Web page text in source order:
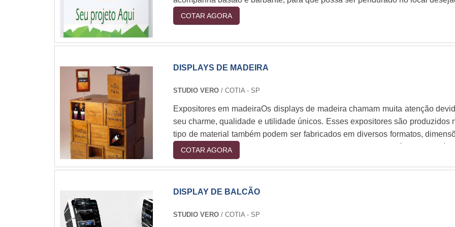
COTAR AGORA
DISPLAYS DE MADEIRA
STUDIO VERO/ COTIA - SP
Expositores em madeiraOs displays de madeira chamam muita atenção
seu charme, qualidade e utilidade únicos. Esses expositores são produzidos
tipo de material também podem ser fabricados em diversos formatos,
recursos construtivos, gerando peças de diversos efeitos
produtoPor esse motivo, os displays em madeira podem ser produzidos,
de forma personalizada e customizada. São peças que p....
COTAR AGORA
DISPLAY DE BALCÃO
STUDIO VERO/ COTIA - SP